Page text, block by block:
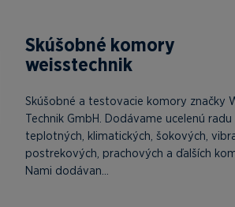
Skúšobné komory
weisstechnik
Skúšobné a testovacie komory značky
Technik GmbH. Dodávame ucelenú radu
teplotných, klimatických, šokových,
postrekových, prachových a ďalších
Nami dodávan...